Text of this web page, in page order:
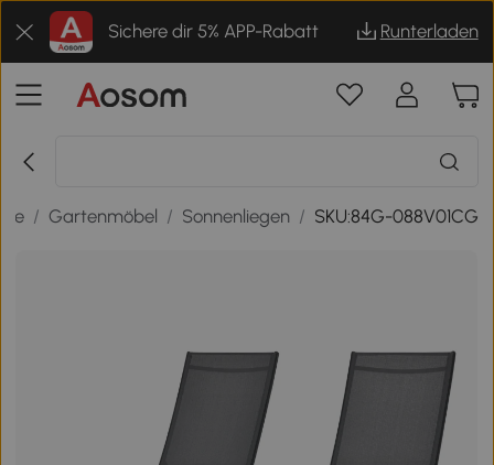
Sichere dir 5% APP-Rabatt Runterladen
/ Gartenmöbel / Sonnenliegen / SKU:84G-088V01CG